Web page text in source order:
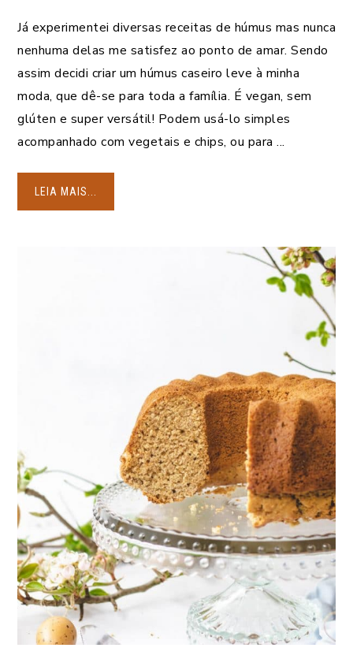
Já experimentei diversas receitas de húmus mas nunca
nenhuma delas me satisfez ao ponto de amar. Sendo
assim decidi criar um húmus caseiro leve à minha
moda, que dê-se para toda a família. É vegan, sem
glúten e super versátil! Podem usá-lo simples
acompanhado com vegetais e chips, ou para ...
LEIA MAIS...